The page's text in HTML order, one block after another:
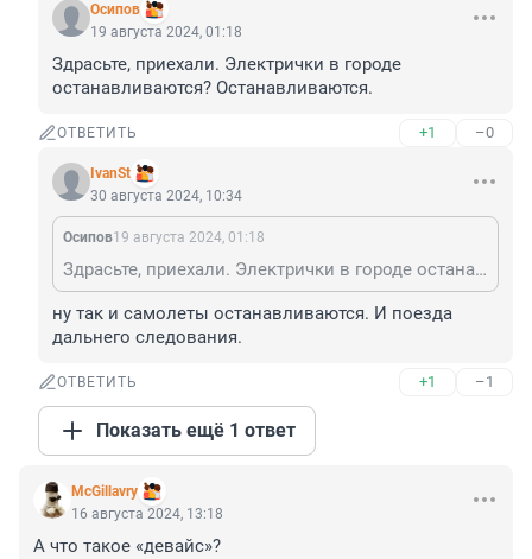
Осипов
19 августа 2024, 01:18
Здрасьте, приехали. Электрички в городе
останавливаются? Останавливаются.
ОТВЕТИТЬ +1 –0
IvanSt
30 августа 2024, 10:34
Осипов19 августа 2024, 01:18
Здрасьте, приехали. Электрички в городе останавливаются? Останавливаются.
ну так и самолеты останавливаются. И поезда
дальнего следования.
ОТВЕТИТЬ +1 –1
Показать ещё 1 ответ
McGillavry
16 августа 2024, 13:18
А что такое «девайс»?